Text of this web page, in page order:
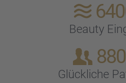
Beauty
Glück­li­che